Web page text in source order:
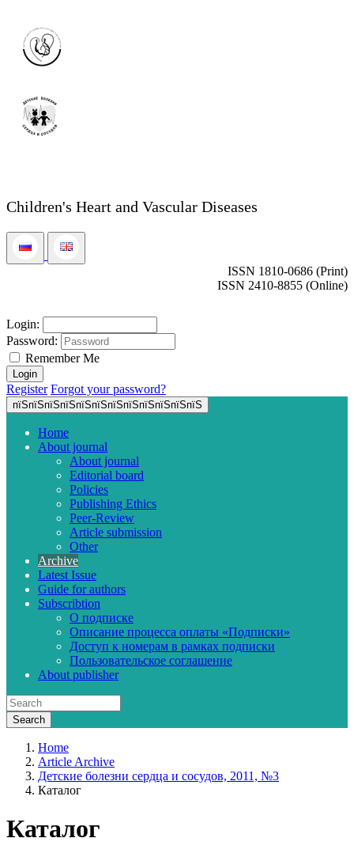
Children's Heart and Vascular Diseases
ISSN 1810-0686 (Print)
ISSN 2410-8855 (Online)
Login:
Password:
Remember Me
Register Forgot your password?
пїЅпїЅпїЅпїЅпїЅпїЅпїЅпїЅпїЅпїЅпїЅпїЅ
Home
About journal
About journal
Editorial board
Policies
Publishing Ethics
Peer-Review
Article submission
Other
Archive
Latest Issue
Guide for authors
Subscribtion
О подписке
Описание процесса оплаты «Подписки»
Доступ к номерам в рамках подписки
Пользовательское соглашение
About publisher
Home
Article Archive
Детские болезни сердца и сосудов, 2011, №3
Каталог
Каталог